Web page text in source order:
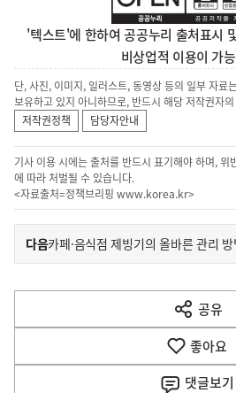
'텍스트'에 한하여 공공누리 출처표시
비상업적 이용이 가
단, 사진, 이미지, 일러스트, 동영상 등의 일부 자료
보유하고 있지 아니하므로, 반드시 해당 저작권자
저작권정책
담당자안내
기사 이용 시에는 출처를 반드시 표기해야 하며, 위
에 따라 처벌될 수 있습니다.
<자료출처=정책브리핑 www.korea.kr>
이
전
다
음
다음기
카페·음식점 제빙기의 올바른 관리 방
공유
열
기
좋아요
댓글보기